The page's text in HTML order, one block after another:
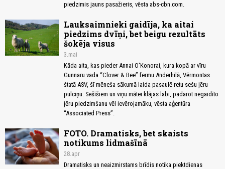
piedzimis jauns pasažieris, vēsta abs-cbn.com.
Lauksaimnieki gaidīja, ka aitai
piedzims dvīņi, bet beigu rezultāts
šokēja visus
3.mai
Kāda aita, kas pieder Annai O'Konorai, kura kopā ar vīru
Gunnaru vada “Clover & Bee” fermu Anderhilā, Vērmontas
štatā ASV, šī mēneša sākumā laida pasaulē retu sešu jēru
pulciņu. Sešīšiem un viņu mātei klājas labi, padarot negaidīto
jēru piedzimšanu vēl ievērojamāku, vēsta aģentūra
“Associated Press”.
FOTO. Dramatisks, bet skaists
notikums lidmašīnā
28.apr
Dramatisks un neaizmirstams brīdis notika piektdienas